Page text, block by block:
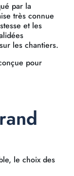
par la
très connue
et les
les chantiers.
pour
le choix des